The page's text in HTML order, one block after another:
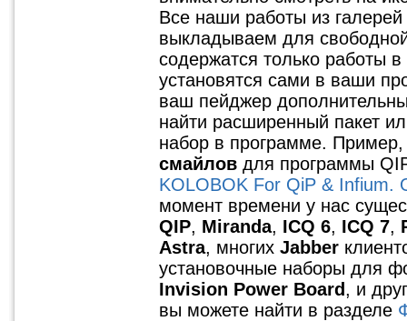
Все наши работы из
выкладываем для
содержатся только работы
установятся сами в ваши
ваш пейджер
найти расширенный пакет
набор в программе. Пример,
смайлов для программы
KOLOBOK For QiP & Infium.
момент времени у нас
QIP, Miranda, ICQ 6, ICQ 7,
Astra, многих Jabber
установочные наборы для
Invision Power Board, и
вы можете найти в разделе